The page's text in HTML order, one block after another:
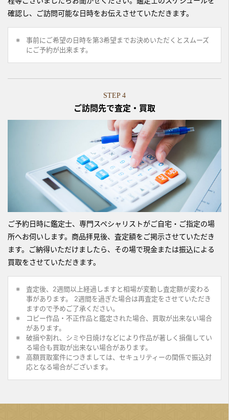
確認し、ご訪問可能な日時をお伝えさせていただきます。
事前にご希望の日時を第3希望までお決めいただくとスムーズ
にご予約が出来ます。
STEP 4
ご訪問先で査定・買取
ご予約日時に鑑定士、専門スペシャリストがご自宅・ご指定の場
所へお伺いします。商品拝見後、査定額をご掲示させていただき
ます。ご納得いただけましたら、その場で現金または振込による
買取をさせていただきます。
査定後、2週間以上経過しますと相場が変動し査定額が変わる
事があります。 2週間を過ぎた場合は再査定をさせていただき
ますので予めご了承ください。
コピー作品・不正作品と鑑定された場合、買取が出来ない場合
があります。
破損や割れ、シミや日焼けなどにより作品が著しく損傷してい
る場合も買取が出来ない場合があります。
高額買取案件につきましては、セキュリティーの関係で振込対
応となる場合がございます。